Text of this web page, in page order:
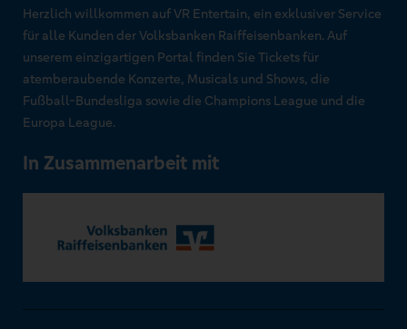
Herzlich willkommen auf VR Entertain, ein exklusiver Service
für alle Kunden der Volksbanken Raiffeisenbanken. Auf
unserem einzigartigen Portal finden Sie Tickets für
atemberaubende Konzerte, Musicals und Shows, die
Fußball-Bundesliga sowie die Champions League und die
Europa League.
In Zusammenarbeit mit